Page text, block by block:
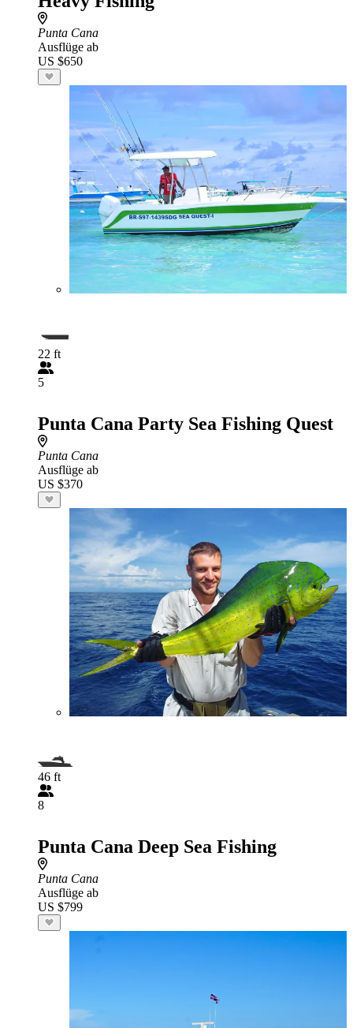
Punta Cana
Ausflüge ab
US $650
22 ft
5
Punta Cana Party Sea Fishing Quest
Punta Cana
Ausflüge ab
US $370
46 ft
8
Punta Cana Deep Sea Fishing
Punta Cana
Ausflüge ab
US $799